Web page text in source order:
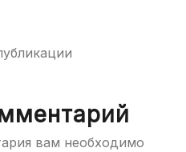
вам необходимо